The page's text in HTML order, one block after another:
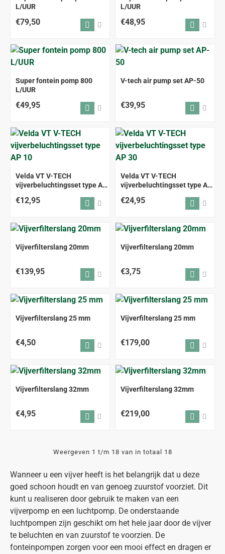
Wanneer u een vijver heeft is het belangrijk dat u deze
goed schoon houdt en van genoeg zuurstof voorziet. Dit
kunt u realiseren door gebruik te maken van een
vijverpomp en een luchtpomp. De onderstaande
luchtpompen zijn geschikt om het hele jaar door de vijver
te beluchten en van zuurstof te voorzien. De
fonteinpompen zorgen voor een mooi effect en dragen er
L/UUR
€79,50
L/UUR
€48,95
Super fontein pomp 800
L/UUR
€49,95
V-tech air pump set AP-50
€39,95
Velda VT V-TECH
vijverbeluchtingsset type AP
€12,95
Velda VT V-TECH
vijverbeluchtingsset type AP
€24,95
Vijverfilterslang 20mm
€139,95
Vijverfilterslang 20mm
€3,75
Vijverfilterslang 25 mm
€4,50
Vijverfilterslang 25 mm
€179,00
Vijverfilterslang 32mm
€4,95
Vijverfilterslang 32mm
€219,00
Weergeven 1 t/m 18 van in totaal 18